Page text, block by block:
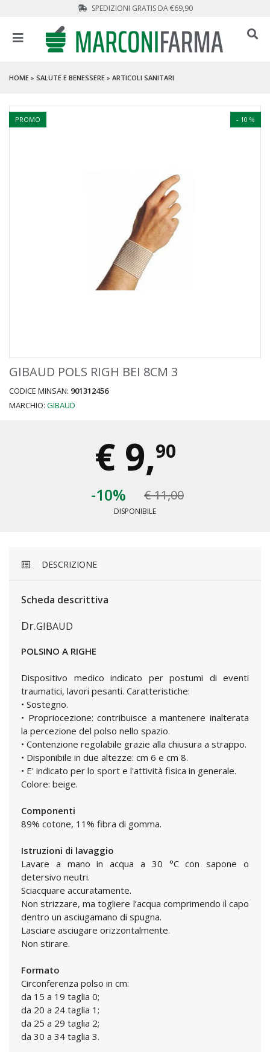
SPEDIZIONI GRATIS DA €69,90
HOME » SALUTE E BENESSERE » ARTICOLI SANITARI
- 10 %
PROMO
GIBAUD POLS RIGH BEI 8CM 3
CODICE MINSAN: 901312456
MARCHIO: GIBAUD
€ 9,90
-10% € 11,00
DISPONIBILE
DESCRIZIONE
Scheda descrittiva
Dr.GIBAUD
POLSINO A RIGHE
Dispositivo medico indicato per postumi di eventi
traumatici, lavori pesanti. Caratteristiche:
• Sostegno.
• Propriocezione: contribuisce a mantenere inalterata
la percezione del polso nello spazio.
• Contenzione regolabile grazie alla chiusura a strappo.
• Disponibile in due altezze: cm 6 e cm 8.
• E' indicato per lo sport e l'attività fisica in generale.
Colore: beige.
Componenti
89% cotone, 11% fibra di gomma.
Istruzioni di lavaggio
Lavare a mano in acqua a 30 °C con sapone o
detersivo neutri.
Sciacquare accuratamente.
Non strizzare, ma togliere l’acqua comprimendo il capo
dentro un asciugamano di spugna.
Lasciare asciugare orizzontalmente.
Non stirare.
Formato
Circonferenza polso in cm:
da 15 a 19 taglia 0;
da 20 a 24 taglia 1;
da 25 a 29 taglia 2;
da 30 a 34 taglia 3.